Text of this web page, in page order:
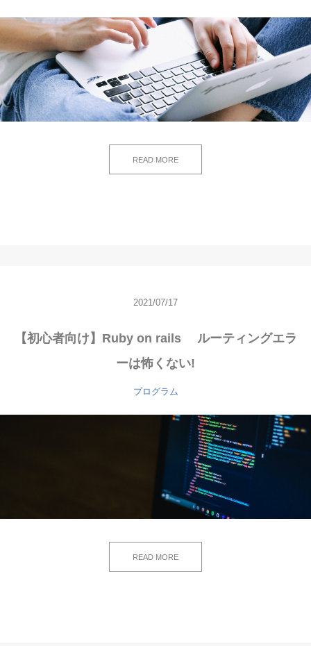
READ MORE
2021/07/17
【初心者向け】Ruby on rails ルーティングエラ
ーは怖くない!
プログラム
READ MORE